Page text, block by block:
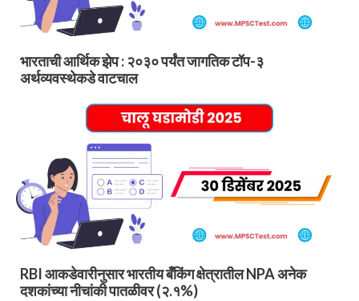
भारताची आर्थिक झेप : २०३० पर्यंत जागतिक टॉप-३
अर्थव्यवस्थेकडे वाटचाल
RBI आकडेवारीनुसार भारतीय बँकिंग क्षेत्रातील NPA अनेक
दशकांच्या नीचांकी पातळीवर (२.१%)